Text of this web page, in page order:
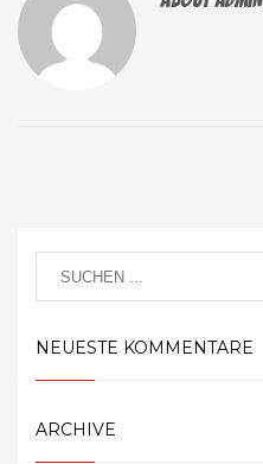
NEUESTE KOMMENTARE
ARCHIVE